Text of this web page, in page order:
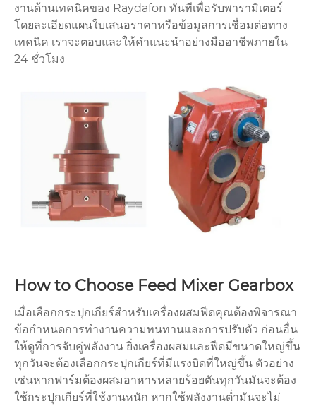
งานด้านเทคนิคของ Raydafon ทันทีเพื่อรับพารามิเตอร์
โดยละเอียดแผนใบเสนอราคาหรือข้อมูลการเชื่อมต่อทาง
เทคนิค เราจะตอบและให้คำแนะนำอย่างมืออาชีพภายใน
24 ชั่วโมง
How to Choose Feed Mixer Gearbox
เมื่อเลือกกระปุกเกียร์สำหรับเครื่องผสมฟีดคุณต้องพิจารณา
ข้อกำหนดการทำงานความทนทานและการปรับตัว ก่อนอื่น
ให้ดูที่การจับคู่พลังงาน ยิ่งเครื่องผสมและฟีดมีขนาดใหญ่ขึ้น
ทุกวันจะต้องเลือกกระปุกเกียร์ที่มีแรงบิดที่ใหญ่ขึ้น ตัวอย่าง
เช่นหากฟาร์มต้องผสมอาหารหลายร้อยตันทุกวันมันจะต้อง
ใช้กระปุกเกียร์ที่ใช้งานหนัก หากใช้พลังงานต่ำมันจะไม่